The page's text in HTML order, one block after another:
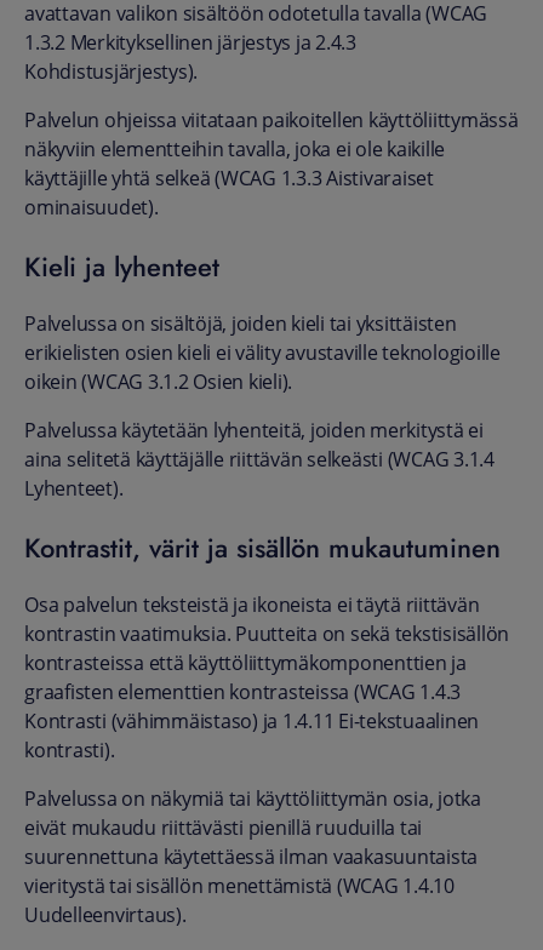
avattavan valikon sisältöön odotetulla tavalla (WCAG
1.3.2 Merkityksellinen järjestys ja 2.4.3
Kohdistusjärjestys).
Palvelun ohjeissa viitataan paikoitellen käyttöliittymässä
näkyviin elementteihin tavalla, joka ei ole kaikille
käyttäjille yhtä selkeä (WCAG 1.3.3 Aistivaraiset
ominaisuudet).
Kieli ja lyhenteet
Palvelussa on sisältöjä, joiden kieli tai yksittäisten
erikielisten osien kieli ei välity avustaville teknologioille
oikein (WCAG 3.1.2 Osien kieli).
Palvelussa käytetään lyhenteitä, joiden merkitystä ei
aina selitetä käyttäjälle riittävän selkeästi (WCAG 3.1.4
Lyhenteet).
Kontrastit, värit ja sisällön mukautuminen
Osa palvelun teksteistä ja ikoneista ei täytä riittävän
kontrastin vaatimuksia. Puutteita on sekä tekstisisällön
kontrasteissa että käyttöliittymäkomponenttien ja
graafisten elementtien kontrasteissa (WCAG 1.4.3
Kontrasti (vähimmäistaso) ja 1.4.11 Ei-tekstuaalinen
kontrasti).
Palvelussa on näkymiä tai käyttöliittymän osia, jotka
eivät mukaudu riittävästi pienillä ruuduilla tai
suurennettuna käytettäessä ilman vaakasuuntaista
vieritystä tai sisällön menettämistä (WCAG 1.4.10
Uudelleenvirtaus).